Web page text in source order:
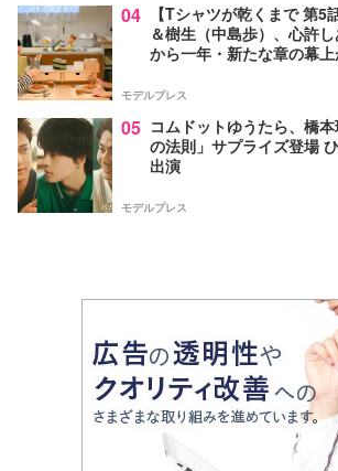
04
【Tシャツが乾くまで 第5話】咲子（蒼井優）
＆樹生（中島歩）、心許
から一年・新たな章の幕上
モデルプレス
05 コムドットゆうたら、橋
の法則」サプライズ登場
出演
モデルプレス